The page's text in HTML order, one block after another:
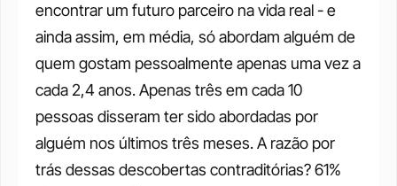
encontrar um futuro parceiro na vida real - e
ainda assim, em média, só abordam alguém de
quem gostam pessoalmente apenas uma vez a
cada 2,4 anos. Apenas três em cada 10
pessoas disseram ter sido abordadas por
alguém nos últimos três meses. A razão por
trás dessas descobertas contraditórias? 61%